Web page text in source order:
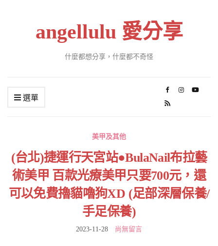
angellulu 愛分享
什麼都想分享，什麼都不奇怪
選單
美甲及其他
(台北)捷運行天宮站●BulaNail布拉藝
術美甲 百款光療美甲只要700元，還
可以免費擼貓嚕狗XD (足部深層保養/
手足保養)
2023-11-28 尚無留言